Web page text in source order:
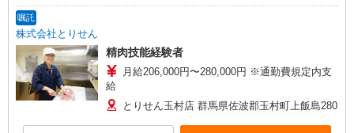
嘱託
株式会社とりせん
精肉技能経験者
月給206,000円〜280,000円 ※通勤費規定内支
給
とりせん玉村店 群馬県佐波郡玉村町上飯島280